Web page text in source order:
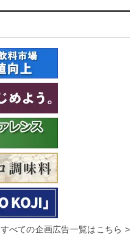
すべての企画広告一覧はこちら >